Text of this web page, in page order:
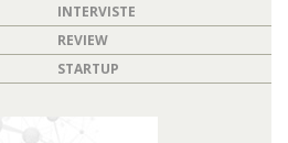
INTERVISTE
REVIEW
STARTUP